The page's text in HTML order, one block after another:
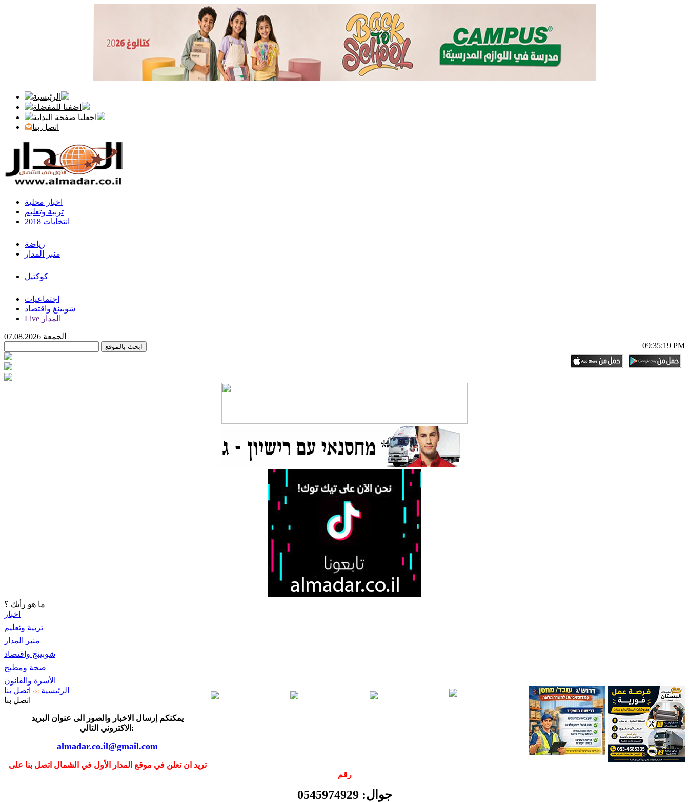
الرئيسية
اضفنا للمفضلة
اجعلنا صفحة البداية
اتصل بنا
اخبار محلية
تربية وتعليم
انتخابات 2018
رياضة
منبر المدار
كوكتيل
اجتماعيات
شوبينغ واقتصاد
Live المدار
09:35:20 PM
ما هو رأيك ؟
اخبار
تربية وتعليم
منبر المدار
شوبينج واقتصاد
صحة ومطبخ
الأسرة والقانون
الرئيسية >>
اتصل بنا
اتصل بنا
يمكنكم إرسال الاخبار والصور الى عنوان البريد
الاكتروني التالي:
almadar.co.il@gmail.com
تريد ان تعلن في موقع المدار الأول في الشمال اتصل بنا على
رقم
جوال: 0545974929